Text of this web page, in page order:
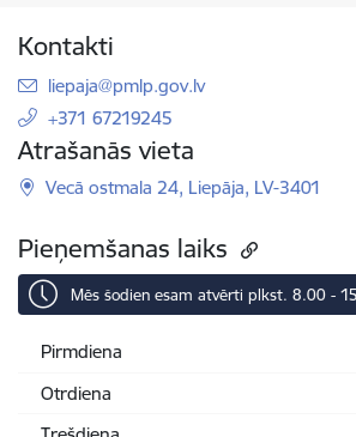
Kontakti
E-pasts:
liepaja@pmlp.gov.lv
+371 67219245
Atrašanās vieta
Vecā ostmala 24, Liepāja, LV-3401
Pieņemšanas laiks
Mēs šodien esam atvērti plkst. 8.00 -
Pirmdiena
Otrdiena